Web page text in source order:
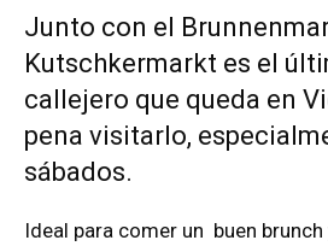
Junto con el
Kutschkermarkt es el
callejero que queda en
pena visitarlo,
sábados.
Ideal para comer un buen